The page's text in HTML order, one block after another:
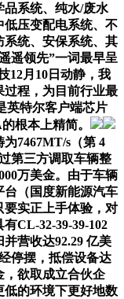
系统、纯水/废水
低压变配电系统、不
系统、安保系统、其
遥领先”一词最早呈
12月10日动静，我
过程，为目前行业最
英特尔客户端芯片
根本上精简。
7467MT/s（第 4
第三方调取车辆整
万美金。由于车辆
台（国度新能源汽车
要实正上手体验，对
CL-32-39-39-102
营收达92.29 亿美
停摆，抵偿设备达
，欲取成立合伙企
低的环境下更好地数